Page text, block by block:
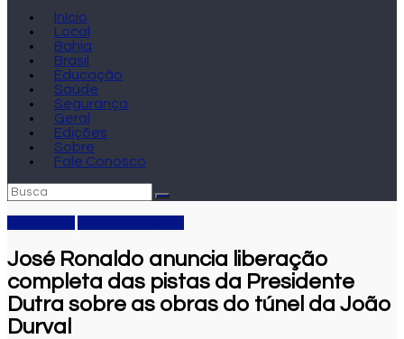
Início
Local
Bahia
Brasil
Educação
Saúde
Segurança
Geral
Edições
Sobre
Fale Conosco
José Ronaldo anuncia liberação
completa das pistas da Presidente
Dutra sobre as obras do túnel da João
Durval